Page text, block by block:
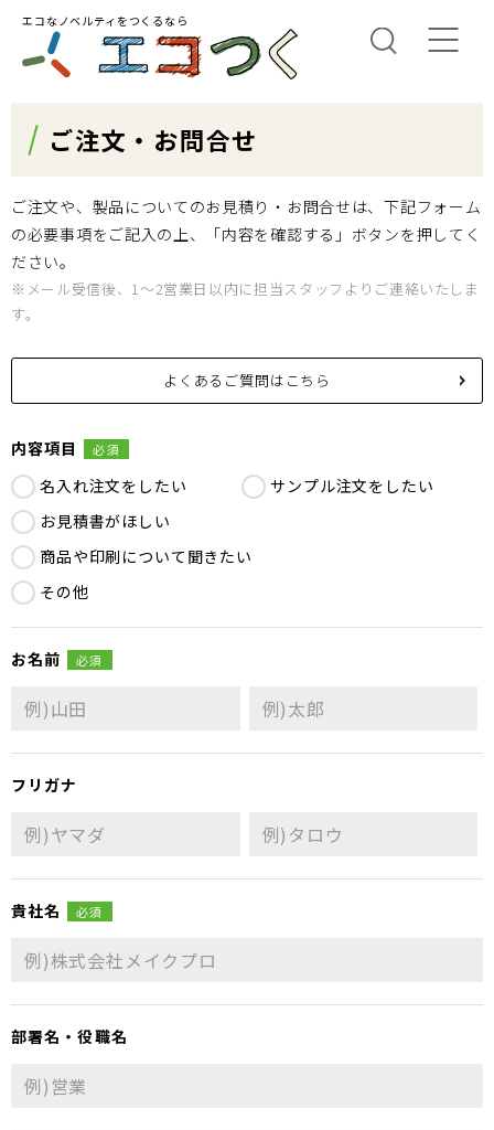
エコなノベルティをつくるなら
ご注文・お問合せ
ご注文や、製品についてのお見積り・お問合せは、下記フォーム
の必要事項をご記入の上、「内容を確認する」ボタンを押してく
ださい。
※メール受信後、1～2営業日以内に担当スタッフよりご連絡いたしま
す。
よくあるご質問はこちら
内容項目 必須
名入れ注文をしたい
サンプル注文をしたい
お見積書がほしい
商品や印刷について聞きたい
その他
お名前 必須
フリガナ
貴社名 必須
部署名・役職名